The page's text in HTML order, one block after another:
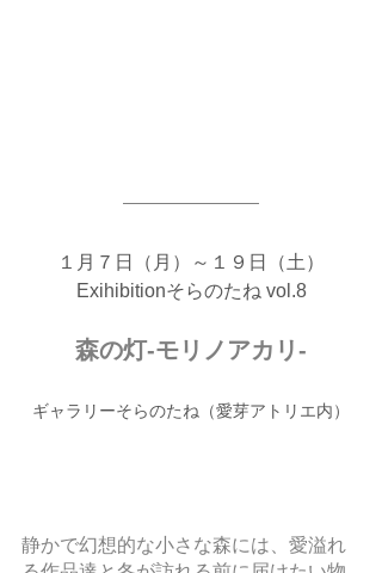
１月７日（月）～１９日（土）
Exihibitionそらのたね vol.8
森の灯-モリノアカリ-
ギャラリーそらのたね（愛芽アトリエ内）
静かで幻想的な小さな森には、愛溢れ